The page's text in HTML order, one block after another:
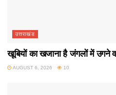
उत्तराखंड
खूबियों का खजाना है जंगलों में उगने
AUGUST 6, 2026 10